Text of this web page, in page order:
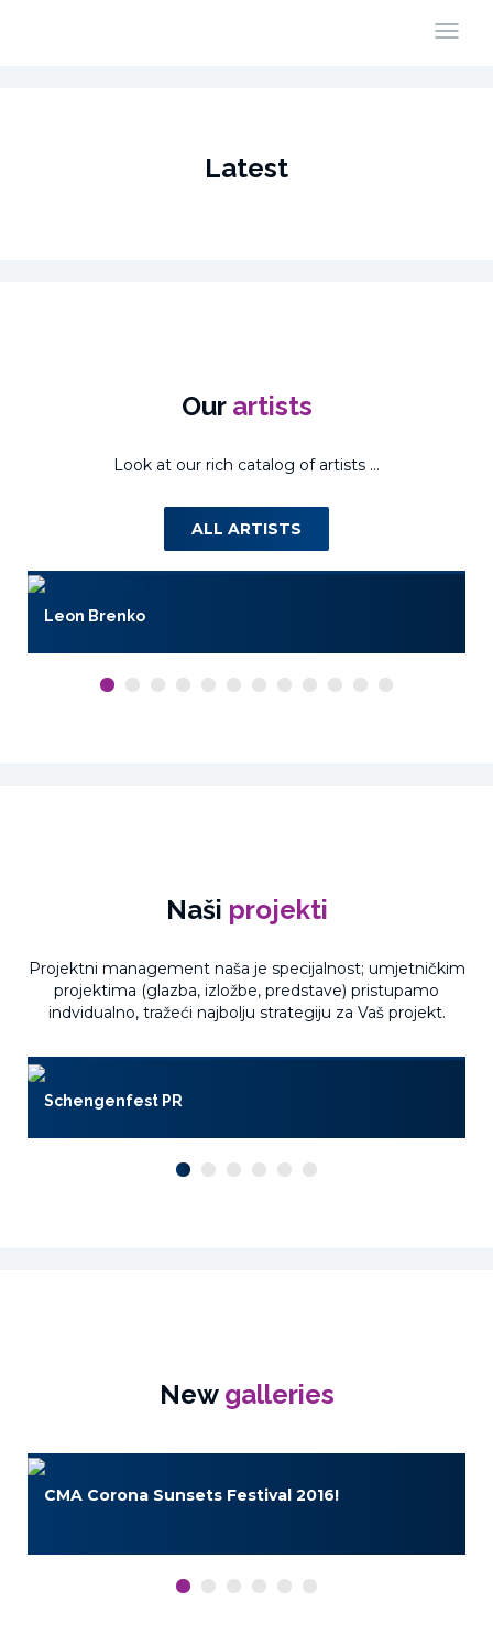
Latest
Our artists
Look at our rich catalog of artists ...
ALL ARTISTS
Leon Brenko
Naši projekti
Projektni management naša je specijalnost; umjetničkim
projektima (glazba, izložbe, predstave) pristupamo
indvidualno, tražeći najbolju strategiju za Vaš projekt.
Schengenfest PR
New galleries
CMA Corona Sunsets Festival 2016!